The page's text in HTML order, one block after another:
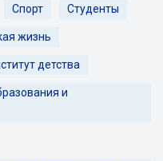
Спорт Студенты
жизнь
детства
и